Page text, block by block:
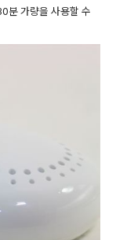
분 가량을 사용할 수